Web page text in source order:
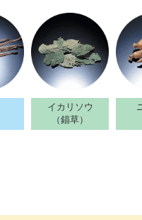
イカリソウ
（錨草）